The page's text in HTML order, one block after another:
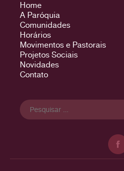
Home
A Paróquia
Comunidades
Horários
Movimentos e Pastorais
Projetos Sociais
Novidades
Contato
Pesquisar
por: